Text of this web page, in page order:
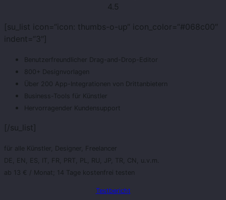
4.5
[su_list icon=“icon: thumbs-o-up“ icon_color=“#068c00″
indent=“3″]
Benutzerfreundlicher Drag-and-Drop-Editor
800+ Designvorlagen
Über 200 App-Integrationen von Drittanbietern
Business-Tools für Künstler
Hervorragender Kundensupport
[/su_list]
für alle Künstler, Designer, Freelancer
DE, EN, ES, IT, FR, PRT, PL, RU, JP, TR, CN, u.v.m.
ab 13 € / Monat; 14 Tage kostenfrei testen
Testbericht